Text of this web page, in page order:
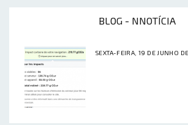
BLOG - NNOTÍCIA
SEXTA-FEIRA, 19 DE JUNHO